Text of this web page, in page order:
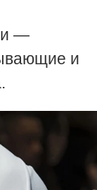
—
и